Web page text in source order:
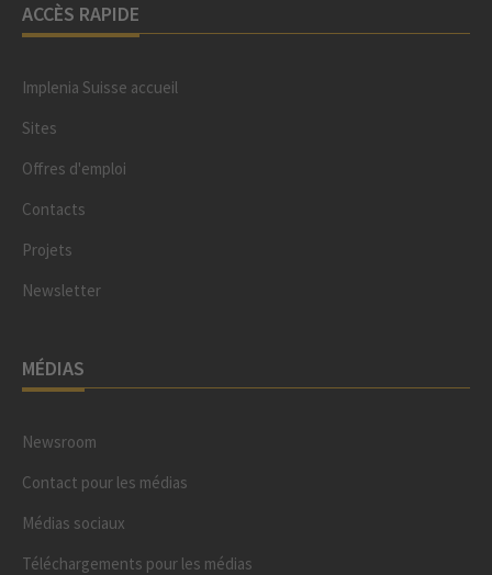
ACCÈS RAPIDE
Implenia Suisse accueil
Sites
Offres d'emploi
Contacts
Projets
Newsletter
MÉDIAS
Newsroom
Contact pour les médias
Médias sociaux
Téléchargements pour les médias